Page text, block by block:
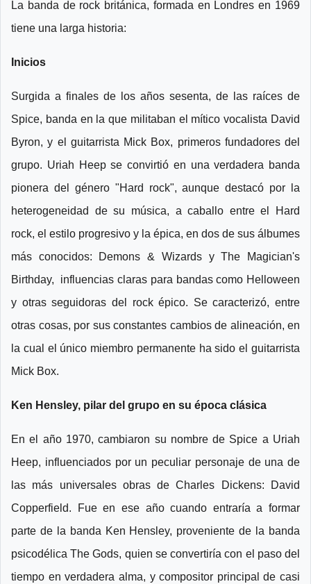
La banda de rock británica, formada en Londres en 1969
tiene una larga historia:
Inicios
Surgida a finales de los años sesenta, de las raíces de
Spice, banda en la que militaban el mítico vocalista David
Byron, y el guitarrista Mick Box, primeros fundadores del
grupo. Uriah Heep se convirtió en una verdadera banda
pionera del género "Hard rock", aunque destacó por la
heterogeneidad de su música, a caballo entre el Hard
rock, el estilo progresivo y la épica, en dos de sus álbumes
más conocidos: Demons & Wizards y The Magician's
Birthday, influencias claras para bandas como Helloween
y otras seguidoras del rock épico. Se caracterizó, entre
otras cosas, por sus constantes cambios de alineación, en
la cual el único miembro permanente ha sido el guitarrista
Mick Box.
Ken Hensley, pilar del grupo en su época clásica
En el año 1970, cambiaron su nombre de Spice a Uriah
Heep, influenciados por un peculiar personaje de una de
las más universales obras de Charles Dickens: David
Copperfield. Fue en ese año cuando entraría a formar
parte de la banda Ken Hensley, proveniente de la banda
psicodélica The Gods, quien se convertiría con el paso del
tiempo en verdadera alma, y compositor principal de casi